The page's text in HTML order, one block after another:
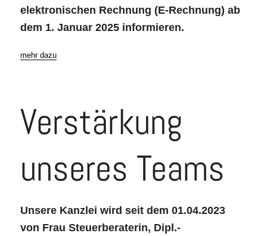
elektronischen Rechnung (E-Rechnung) ab
dem 1. Januar 2025 informieren.
mehr dazu
Verstärkung
unseres Teams
Unsere Kanzlei wird seit dem 01.04.2023
von Frau Steuerberaterin, Dipl.-